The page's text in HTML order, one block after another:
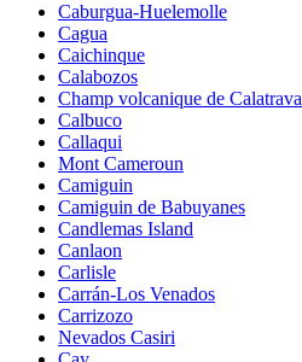
Caburgua-Huelemolle
Cagua
Caichinque
Calabozos
Champ volcanique de Calatrava
Calbuco
Callaqui
Mont Cameroun
Camiguin
Camiguin de Babuyanes
Candlemas Island
Canlaon
Carlisle
Carrán-Los Venados
Carrizozo
Nevados Casiri